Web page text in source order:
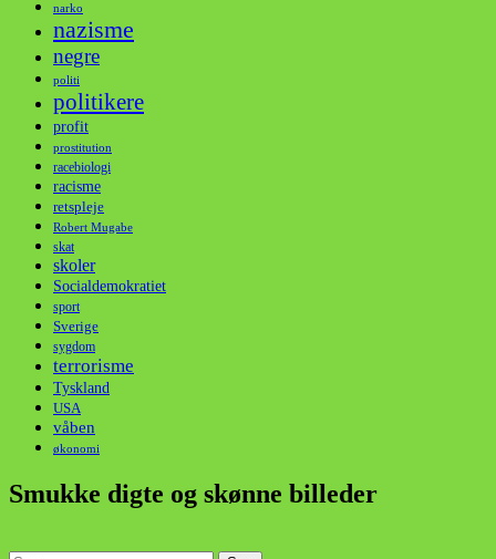
narko
nazisme
negre
politi
politikere
profit
prostitution
racebiologi
racisme
retspleje
Robert Mugabe
skat
skoler
Socialdemokratiet
sport
Sverige
sygdom
terrorisme
Tyskland
USA
våben
økonomi
Smukke digte og skønne billeder